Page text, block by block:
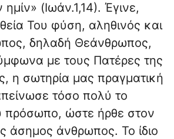
(Ιωάν.1,14). Έγινε,
Του φύση, αληθινός και
δηλαδή Θεάνθρωπος,
με τους Πατέρες της
η σωτηρία μας πραγματική
τόσο πολύ το
πρόσωπο, ώστε ήρθε στον
άσημος άνθρωπος. Το ίδιο